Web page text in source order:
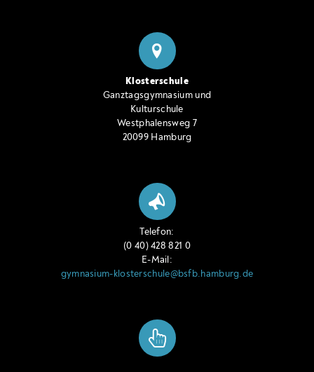
Klosterschule
Ganztagsgymnasium und
Kulturschule
Westphalensweg 7
20099 Hamburg
Telefon:
(0 40) 428 821 0
E-Mail:
gymnasium-klosterschule@bsfb.hamburg.de